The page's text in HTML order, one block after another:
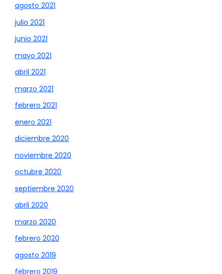
agosto 2021
julio 2021
junio 2021
mayo 2021
abril 2021
marzo 2021
febrero 2021
enero 2021
diciembre 2020
noviembre 2020
octubre 2020
septiembre 2020
abril 2020
marzo 2020
febrero 2020
agosto 2019
febrero 2019